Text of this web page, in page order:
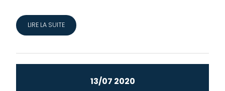
LIRE LA SUITE
13/07 2020